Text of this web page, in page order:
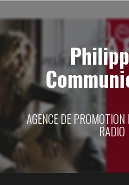
principal
AGENCE DE
RADIO